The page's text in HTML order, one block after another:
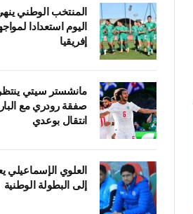
المنتخب الوطني
اليوم استعدادا
إفريقيا
مانشستر سيتي
صفقة رودري مع
انتقال بوعدي
العلوي الإسماعيلي
إلى البطولة الوطنية